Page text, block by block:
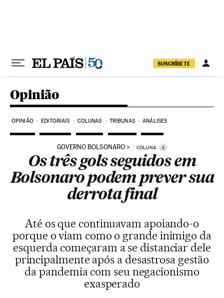
SUSCRÍBETE
Opinião
OPINIÃO EDITORIAIS COLUNAS TRIBUNAS ANÁLISES
GOVERNO BOLSONARO COLUNA i
Os três gols seguidos em
Bolsonaro podem prever sua
derrota final
Até os que continuavam apoiando-o
porque o viam como o grande inimigo da
esquerda começaram a se distanciar dele
principalmente após a desastrosa gestão
da pandemia com seu negacionismo
exasperado